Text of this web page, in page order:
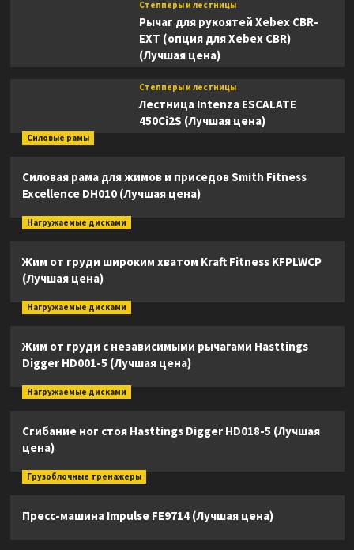
Степперы и лестницы
Рычаг для рукоятей Xebex CBR-
EXT (опция для Xebex CBR)
(Лучшая цена)
Степперы и лестницы
Лестница Intenza ESCALATE
450Ci2S (Лучшая цена)
Силовые рамы
Силовая рама для жимов и приседов Smith Fitness
Excellence DH010 (Лучшая цена)
Нагружаемые дисками
Жим от груди широким хватом Kraft Fitness KFPLWCP
(Лучшая цена)
Нагружаемые дисками
Жим от груди с независимыми рычагами Hasttings
Digger HD001-5 (Лучшая цена)
Нагружаемые дисками
Сгибание ног стоя Hasttings Digger HD018-5 (Лучшая
цена)
Грузоблочные тренажеры
Пресс-машина Impulse FE9714 (Лучшая цена)